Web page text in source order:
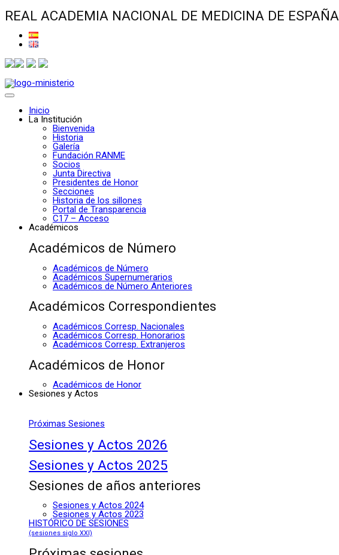
REAL ACADEMIA NACIONAL DE MEDICINA DE ESPAÑA
Inicio
La Institución
Bienvenida
Historia
Galería
Fundación RANME
Socios
Junta Directiva
Presidentes de Honor
Secciones
Historia de los sillones
Portal de Transparencia
C17 – Acceso
Académicos
Académicos de Número
Académicos de Número
Académicos Supernumerarios
Académicos de Número Anteriores
Académicos Correspondientes
Académicos Corresp. Nacionales
Académicos Corresp. Honorarios
Académicos Corresp. Extranjeros
Académicos de Honor
Académicos de Honor
Sesiones y Actos
Próximas Sesiones
Sesiones y Actos 2026
Sesiones y Actos 2025
Sesiones de años anteriores
Sesiones y Actos 2024
Sesiones y Actos 2023
HISTÓRICO DE SESIONES
(sesiones siglo XXI)